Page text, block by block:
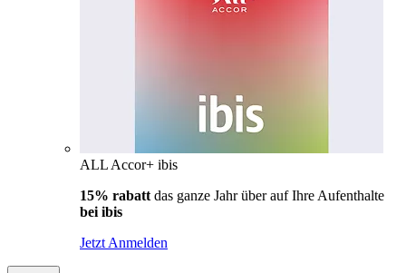
ALL Accor+ ibis
15% rabatt das ganze Jahr über auf Ihre Aufenthalte
bei ibis
Jetzt Anmelden